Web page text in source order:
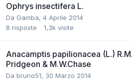
Ophrys insectifera L.
Da Gamba, 4 Aprile 2014
8 risposte 1,3k visite
Anacamptis papilionacea (L.)
Pridgeon & M.W.Chase
Da bruno51, 30 Marzo 2014